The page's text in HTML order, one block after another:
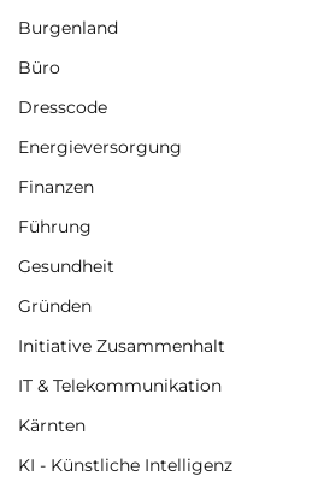
Burgenland
Büro
Dresscode
Energieversorgung
Finanzen
Führung
Gesundheit
Gründen
Initiative Zusammenhalt
IT & Telekommunikation
Kärnten
KI - Künstliche Intelligenz